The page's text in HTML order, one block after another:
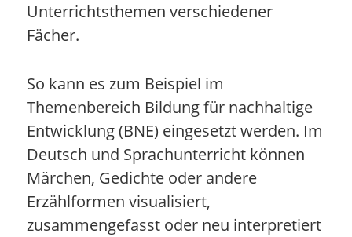
Unterrichtsthemen verschiedener
Fächer.
So kann es zum Beispiel im
Themenbereich Bildung für nachhaltige
Entwicklung (BNE) eingesetzt werden. Im
Deutsch und Sprachunterricht können
Märchen, Gedichte oder andere
Erzählformen visualisiert,
zusammengefasst oder neu interpretiert